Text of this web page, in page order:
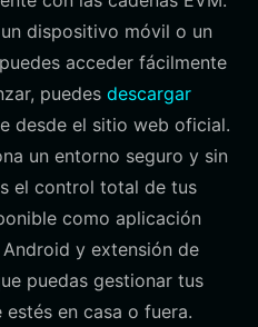
dispositivo móvil o un
acceder fácilmente
puedes descargar
desde el sitio web oficial.
un entorno seguro y sin
el control total de tus
como aplicación
y extensión de
puedas gestionar tus
en casa o fuera.